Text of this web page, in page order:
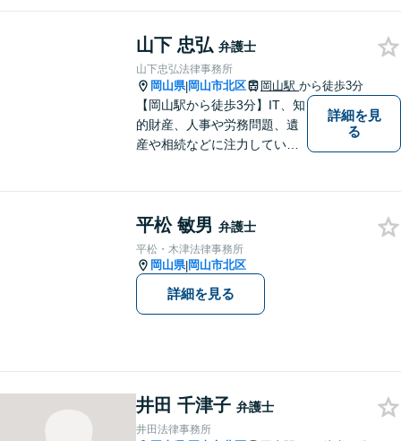
少しでも解決されますよう，
誠心誠意努力いたす所存で
す。皆様方のご来所をお待ち
しております。
山下 忠弘 弁護士
山下忠弘法律事務所
岡山県|岡山市北区 岡山駅 から徒歩3分
【岡山駅から徒歩3分】IT、知
的財産、人事や労務問題、遺
産や相続などに注力していま
相談ください。依頼者さまの
サポートができるよう努めて
まいります。
詳細を見
る
平松 敏男 弁護士
平松・木津法律事務所
岡山県|岡山市北区
詳細を見る
井田 千津子 弁護士
井田法律事務所